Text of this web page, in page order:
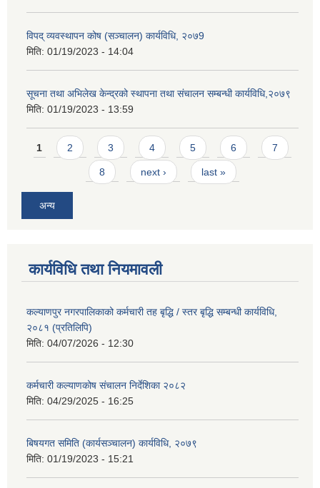
विपद् व्यवस्थापन कोष (सञ्चालन) कार्यविधि, २०७9
मिति: 01/19/2023 - 14:04
सूचना तथा अभिलेख केन्द्रको स्थापना तथा संचालन सम्बन्धी कार्यविधि,२०७९
मिति: 01/19/2023 - 13:59
Pages
1 2 3 4 5 6 7
8 next › last »
अन्य
कार्यविधि तथा नियमावली
कल्याणपुर नगरपालिकाको कर्मचारी तह बृद्धि / स्तर बृद्धि सम्बन्धी कार्यविधि,
२०८१ (प्रतिलिपि)
मिति: 04/07/2026 - 12:30
कर्मचारी कल्याणकोष संचालन निर्देशिका २०८२
मिति: 04/29/2025 - 16:25
बिषयगत समिति (कार्यसञ्चालन) कार्यविधि, २०७९
मिति: 01/19/2023 - 15:21